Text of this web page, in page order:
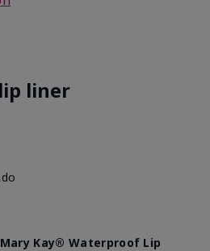
liner
Kay® Waterproof Lip